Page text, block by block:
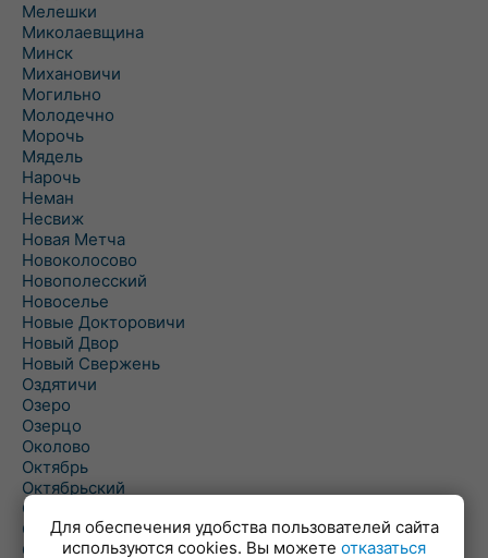
Мелешки
Миколаевщина
Минск
Михановичи
Могильно
Молодечно
Морочь
Мядель
Нарочь
Неман
Несвиж
Новая Метча
Новоколосово
Новополесский
Новоселье
Новые Докторовичи
Новый Двор
Новый Свержень
Оздятичи
Озеро
Озерцо
Околово
Октябрь
Октябрьский
Олехновичи
Омговичи
Оношки
Для обеспечения удобства пользователей сайта
используются cookies. Вы можете отказаться